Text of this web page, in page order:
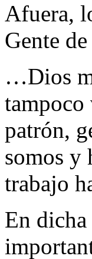
Afuera,
Gente
…Dios
patrón,
somos y
trabajo
En